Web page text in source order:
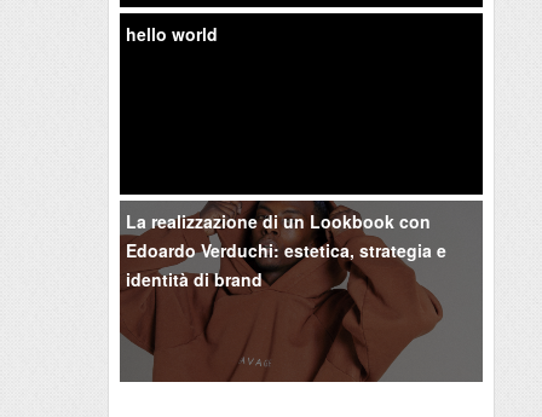
hello world
La realizzazione di un Lookbook con
Edoardo Verduchi: estetica, strategia e
identità di brand